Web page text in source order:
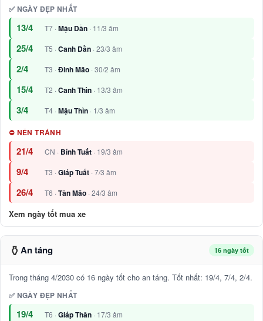
✅ NGÀY ĐẸP NHẤT
13/4 T7 · Mậu Dần · 11/3 âm
25/4 T5 · Canh Dần · 23/3 âm
2/4 T3 · Đinh Mão · 30/2 âm
15/4 T2 · Canh Thìn · 13/3 âm
3/4 T4 · Mậu Thìn · 1/3 âm
⛔ NÊN TRÁNH
21/4 CN · Bính Tuất · 19/3 âm
9/4 T3 ·Giáp Tuất · 7/3 âm
26/4 T6 ·Tân Mão · 24/3 âm
Xem ngày tốt mua xe
⚱️ An táng 16 ngày tốt
Trong tháng 4/2030 có 16 ngày tốt cho an táng. Tốt nhất: 19/4, 7/4, 2/4.
✅ NGÀY ĐẸP NHẤT
19/4 T6 · Giáp Thân · 17/3 âm